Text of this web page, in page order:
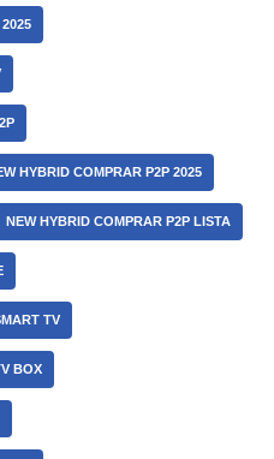
HYBRID COMPRAR P2P 2025
NEW HYBRID COMPRAR P2P LISTA
TV
BOX